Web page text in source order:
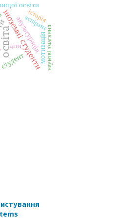
іноземні студенти
освіти
студент мотивація
акультурація
аспірант
наукові змагання
діти
історія